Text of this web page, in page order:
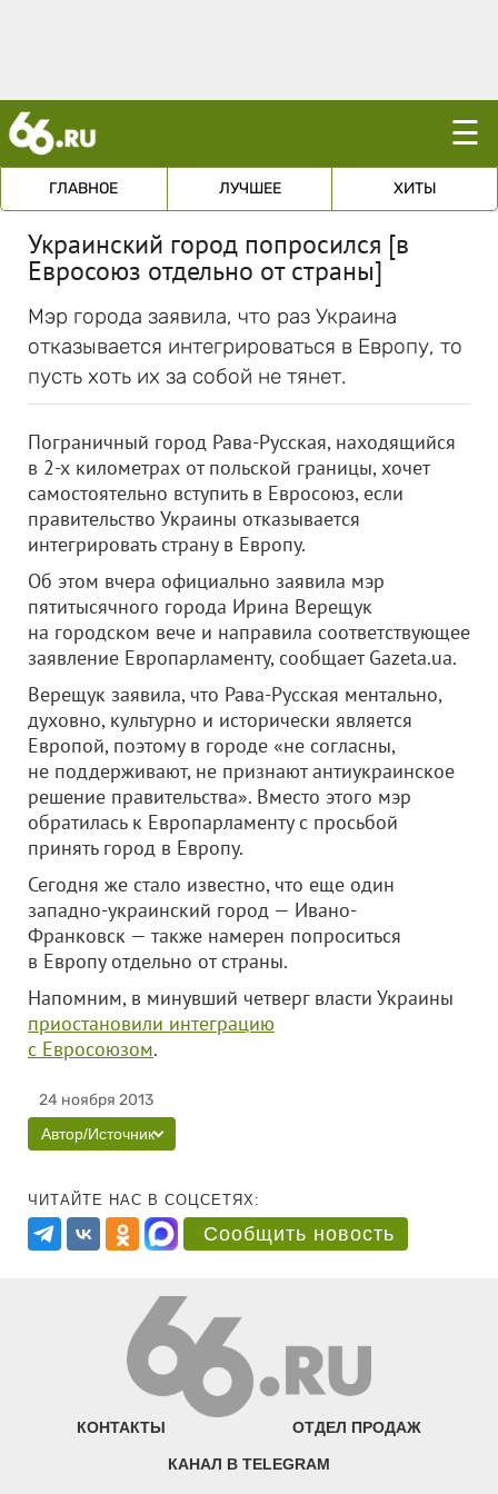
☰
ГЛАВНОЕ ЛУЧШЕЕ ХИТЫ
Украинский город попросился [в
Евросоюз отдельно от страны]
Мэр города заявила, что раз Украина
отказывается интегрироваться в Европу, то
пусть хоть их за собой не тянет.
Пограничный город Рава-Русская, находящийся
в 2-х километрах от польской границы, хочет
самостоятельно вступить в Евросоюз, если
правительство Украины отказывается
интегрировать страну в Европу.
Об этом вчера официально заявила мэр
пятитысячного города Ирина Верещук
на городском вече и направила соответствующее
заявление Европарламенту, сообщает Gazeta.ua.
Верещук заявила, что Рава-Русская ментально,
духовно, культурно и исторически является
Европой, поэтому в городе «не согласны,
не поддерживают, не признают антиукраинское
решение правительства». Вместо этого мэр
обратилась к Европарламенту с просьбой
принять город в Европу.
Сегодня же стало известно, что еще один
западно-украинский город — Ивано-
Франковск — также намерен попроситься
в Европу отдельно от страны.
Напомним, в минувший четверг власти Украины
приостановили интеграцию
с Евросоюзом.
24 ноября 2013
Автор/Источник
ЧИТАЙТЕ НАС В СОЦСЕТЯХ:
Сообщить новость
КОНТАКТЫ ОТДЕЛ ПРОДАЖ
КАНАЛ В TELEGRAM